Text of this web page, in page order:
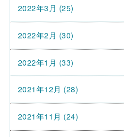
2022年3月 (25)
2022年2月 (30)
2022年1月 (33)
2021年12月 (28)
2021年11月 (24)